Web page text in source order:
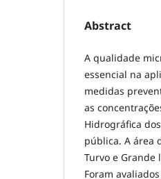
Abstract
A qualidade
essencial na
medidas
as
Hidrográfica
pública. A área
Turvo e Grande
Foram